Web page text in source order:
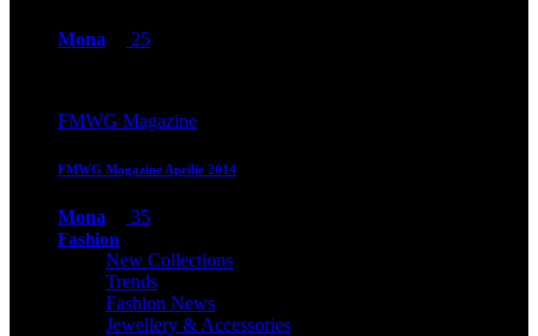
Mona 25
FMWG Magazine
FMWG Magazine Aprilie 2014
Mona 35
Fashion
New Collections
Trends
Fashion News
Jewellery & Accessories